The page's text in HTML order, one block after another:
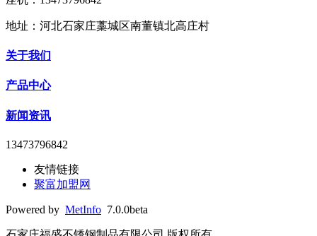
地址：河北石家庄藁城区南董镇北高庄村
关于我们
产品中心
新闻资讯
13473796842
友情链接
聚富加盟网
Powered by MetInfo 7.0.0beta